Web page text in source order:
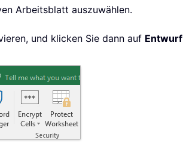
Arbeitsblatt auszuwählen.
und klicken Sie dann auf Entwurf